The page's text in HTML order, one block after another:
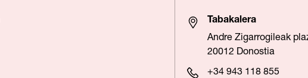
Tabakalera
Andre Zigarrogileak
20012 Donostia
+34 943 118 855